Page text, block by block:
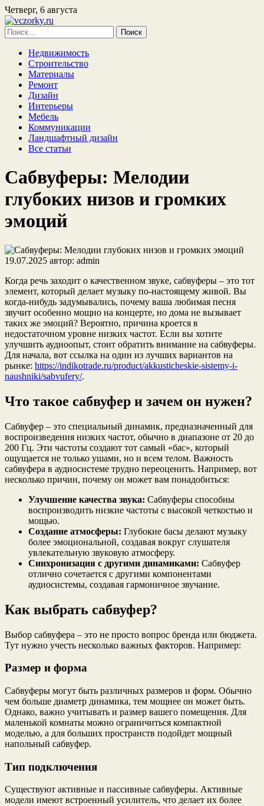
Четверг, 6 августа
Найти:
Недвижимость
Строительство
Материалы
Ремонт
Дизайн
Интерьеры
Мебель
Коммуникации
Ландшафтный дизайн
Все статьи
Сабвуферы: Мелодии
глубоких низов и громких
эмоций
19.07.2025 автор: admin
Когда речь заходит о качественном звуке, сабвуферы – это тот
элемент, который делает музыку по-настоящему живой. Вы
когда-нибудь задумывались, почему ваша любимая песня
звучит особенно мощно на концерте, но дома не вызывает
таких же эмоций? Вероятно, причина кроется в
недостаточном уровне низких частот. Если вы хотите
улучшить аудиоопыт, стоит обратить внимание на сабвуферы.
Для начала, вот ссылка на один из лучших вариантов на
рынке: https://indikotrade.ru/product/akkusticheskie-sistemy-i-
naushniki/sabvufery/.
Что такое сабвуфер и зачем он нужен?
Сабвуфер – это специальный динамик, предназначенный для
воспроизведения низких частот, обычно в диапазоне от 20 до
200 Гц. Эти частоты создают тот самый «бас», который
ощущается не только ушами, но и всем телом. Важность
сабвуфера в аудиосистеме трудно переоценить. Например, вот
несколько причин, почему он может вам понадобиться:
Улучшение качества звука: Сабвуферы способны
воспроизводить низкие частоты с высокой четкостью и
мощью.
Создание атмосферы: Глубокие басы делают музыку
более эмоциональной, создавая вокруг слушателя
увлекательную звуковую атмосферу.
Синхронизация с другими динамиками: Сабвуфер
отлично сочетается с другими компонентами
аудиосистемы, создавая гармоничное звучание.
Как выбрать сабвуфер?
Выбор сабвуфера – это не просто вопрос бренда или бюджета.
Тут нужно учесть несколько важных факторов. Например:
Размер и форма
Сабвуферы могут быть различных размеров и форм. Обычно
чем больше диаметр динамика, тем мощнее он может быть.
Однако, важно учитывать и размер вашего помещения. Для
маленькой комнаты можно ограничиться компактной
моделью, а для больших пространств подойдет мощный
напольный сабвуфер.
Тип подключения
Существуют активные и пассивные сабвуферы. Активные
модели имеют встроенный усилитель, что делает их более